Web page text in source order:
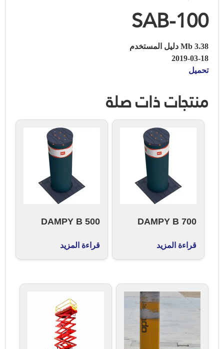
SAB-100
3.38 Mb دليل المستخدم
2019-03-18
تحميل
منتجات ذات صلة
DAMPY B 700
قراءة المزيد
DAMPY B 500
قراءة المزيد